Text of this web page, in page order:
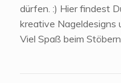
dürfen. :) Hier findest
kreative Nageldesigns
Viel Spaß beim